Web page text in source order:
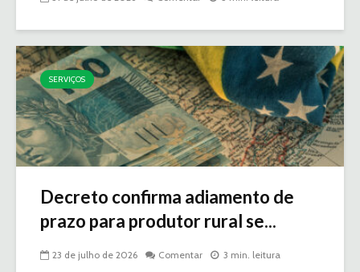
SERVIÇOS
Decreto confirma adiamento de
prazo para produtor rural se...
23 de julho de 2026 Comentar 3 min. leitura